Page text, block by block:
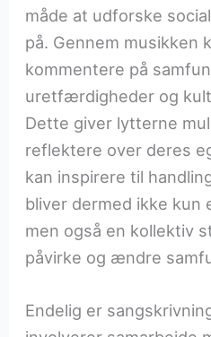
måde at udforske
på. Gennem musikken
kommentere på
uretfærdigheder og
Dette giver lytterne
reflektere over deres
kan inspirere til
bliver dermed ikke kun
men også en kollektiv
påvirke og ændre
Endelig er